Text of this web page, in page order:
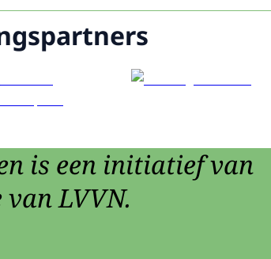
is een initiatief van
LVVN.